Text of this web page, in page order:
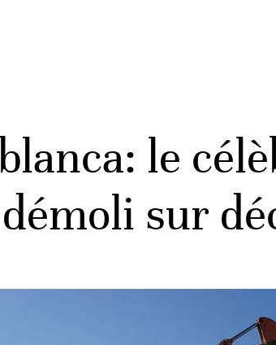
le
sur